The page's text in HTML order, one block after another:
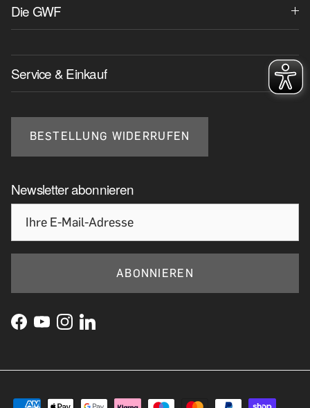
Die GWF
Service & Einkauf
BESTELLUNG WIDERRUFEN
Newsletter abonnieren
ABONNIEREN